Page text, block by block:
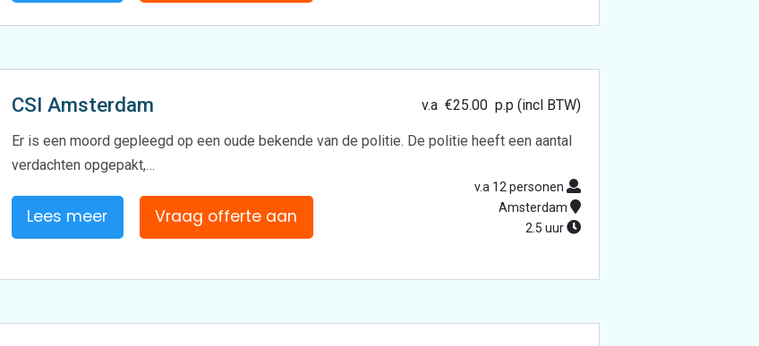
CSI Amsterdam v.a €25.00p.p (incl BTW)
Er is een moord gepleegd op een oude bekende van de politie. De politie heeft een aantal
verdachten opgepakt,…
v.a 12 personen
Amsterdam
2.5 uur
Lees meer Vraag offerte aan